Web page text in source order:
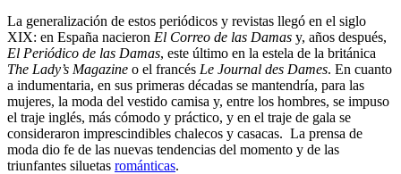
La generalización de estos periódicos y revistas llegó en el siglo
XIX: en España nacieron El Correo de las Damas y, años después,
El Periódico de las Damas, este último en la estela de la británica
The Lady’s Magazine o el francés Le Journal des Dames. En cuanto
a indumentaria, en sus primeras décadas se mantendría, para las
mujeres, la moda del vestido camisa y, entre los hombres, se impuso
el traje inglés, más cómodo y práctico, y en el traje de gala se
consideraron imprescindibles chalecos y casacas. La prensa de
moda dio fe de las nuevas tendencias del momento y de las
triunfantes siluetas románticas.